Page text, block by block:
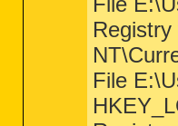
File